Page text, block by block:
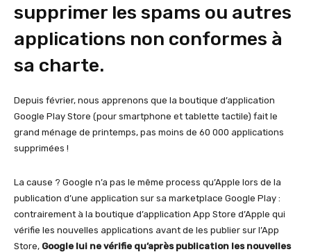
supprimer les spams ou autres
applications non conformes à
sa charte.
Depuis février, nous apprenons que la boutique d’application
Google Play Store (pour smartphone et tablette tactile) fait le
grand ménage de printemps, pas moins de 60 000 applications
supprimées !
La cause ? Google n’a pas le même process qu’Apple lors de la
publication d’une application sur sa marketplace Google Play :
contrairement à la boutique d’application App Store d’Apple qui
vérifie les nouvelles applications avant de les publier sur l’App
Store, Google lui ne vérifie qu’après publication les nouvelles